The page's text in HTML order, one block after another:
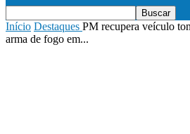
Início Destaques PM recupera veículo
arma de fogo em...